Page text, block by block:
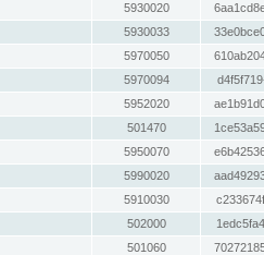
5930020
5930033
5970050
5970094
5952020
501470
5950070
5990020
5910030
502000
501060